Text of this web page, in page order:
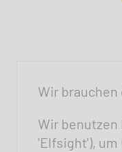
Wir
Wir
'Elfsight'),